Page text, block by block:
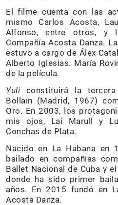
El filme cuenta con las
mismo Carlos Acosta,
Alfonso, entre otros, y
Compañía Acosta Danza.
estuvo a cargo de Álex
Alberto Iglesias. María
de la película.
Yuli constituirá la
Bollaín (Madrid, 1967)
Oro. En 2003, los
mis ojos, Lai Marull y
Conchas de Plata.
Nacido en La Habana en
bailado en compañías
Ballet Nacional de Cuba y
donde ha sido primer
años. En 2015 fundó en
Acosta Danza.